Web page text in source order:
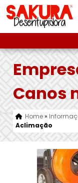
Canos
Home»
Aclimação